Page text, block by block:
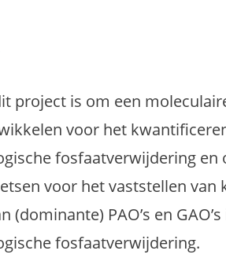
project is om een
voor het
fosfaatverwijdering en
voor het vaststellen
(dominante) PAO’s en
fosfaatverwijdering.